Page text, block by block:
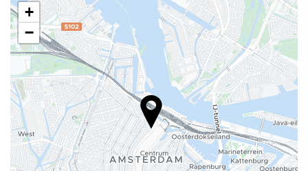
24-saat açık resepsiyon
Bagaj muhafazası
Yiyecek ve içecek
À la carte restoran
Ä°Åletme tesisleri
+
−